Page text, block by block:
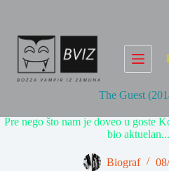
The Guest
Pre nego što nam je doveo u goste
bio aktuelan...
Biograf